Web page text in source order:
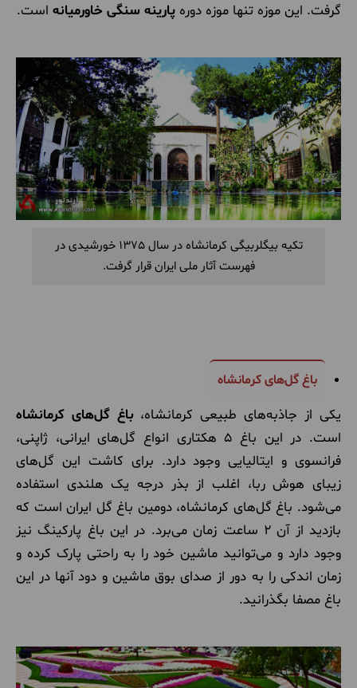
گرفت. این موزه تنها موزه دوره پارینه سنگی خاورمیانه است.
تکیه بیگلربیگی کرمانشاه در سال 1375 خورشیدی در
فهرست آثار ملی ایران قرار گرفت.
باغ گل‌های کرمانشاه
یکی از جاذبه‌های طبیعی کرمانشاه، باغ گل‌های کرمانشاه
است. در این باغ 5 هکتاری انواع گل‌های ایرانی، ژاپنی،
فرانسوی و ایتالیایی وجود دارد. برای کاشت این گل‌های
زیبای هوش ربا، اغلب از بذر درجه یک هلندی استفاده
می‌شود. باغ گل‌های کرمانشاه، دومین باغ گل ایران است که
بازدید از آن 2 ساعت زمان می‌برد. در این باغ پارکینگ نیز
وجود دارد و می‌توانید ماشین خود را به راحتی پارک کرده و
زمان اندکی را به دور از صدای بوق ماشین و دود آنها در این
باغ مصفا بگذرانید.